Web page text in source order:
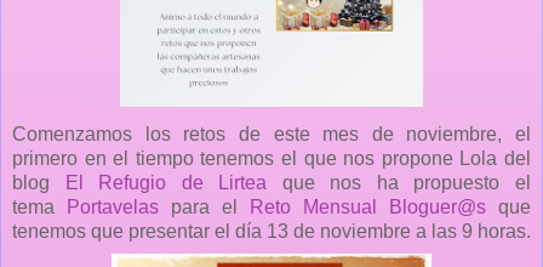
Comenzamos los retos de este mes de noviembre, el
primero en el tiempo tenemos el que nos propone Lola del
blog
El Refugio de Lirtea que nos ha propuesto el
tema
Portavelas para el Reto Mensual Bloguer@s que
tenemos que presentar el día 13 de noviembre a las 9 horas.